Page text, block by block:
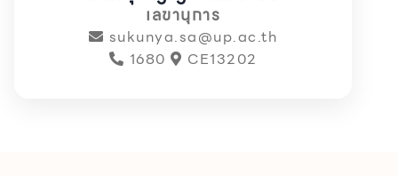
เลขานุการ
sukunya.sa@up.ac.th
1680
CE13202